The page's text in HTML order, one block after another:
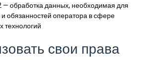
— обработка данных, необходимая для
обязанностей оператора в сфере
свои права